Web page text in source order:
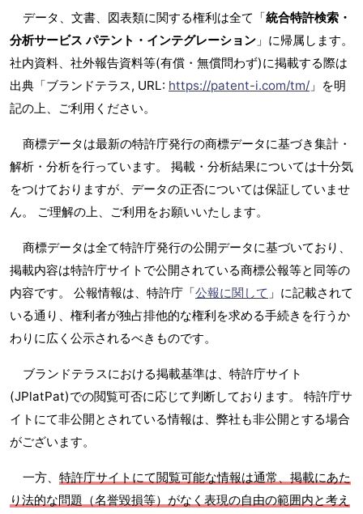
データ、文書、図表類に関する権利は全て「統合特許検索・
分析サービス パテント・インテグレーション 」に帰属します。
社内資料、社外報告資料等(有償・無償問わず)に掲載する際は
出典「ブランドテラス, URL: https://patent-i.com/tm/ 」を明
記の上、ご利用ください。
商標データは最新の特許庁発行の商標データに基づき集計・
解析・分析を行っています。 掲載・分析結果については十分気
をつけておりますが、データの正否については保証していませ
ん。 ご理解の上、ご利用をお願いいたします。
商標データは全て特許庁発行の公開データに基づいており、
掲載内容は特許庁サイトで公開されている商標公報等と同等の
内容です。 公報情報は、特許庁「公報に関して 」に記載されて
いる通り、権利者が独占排他的な権利を求める手続きを行うか
わりに広く公示されるべきものです。
ブランドテラスにおける掲載基準は、特許庁サイト
(JPlatPat)での閲覧可否に応じて判断しております。 特許庁サ
イトにて非公開とされている情報は、弊社も非公開とする場合
がございます。
一方、 特許庁サイトにて閲覧可能な情報は通常、掲載にあた
り法的な問題（名誉毀損等）がなく表現の自由の範囲内と考え